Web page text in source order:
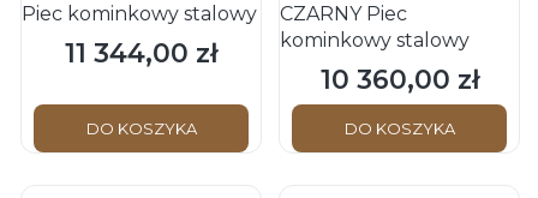
Piec kominkowy stalowy
Cena
11 344,00 zł
DO KOSZYKA
CZARNY Piec
kominkowy stalowy
Cena
10 360,00 zł
DO KOSZYKA